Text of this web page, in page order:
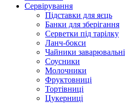
Сервірування
Підставки для яєць
Банки для зберігання
Серветки під тарілку
Ланч-бокси
Чайники заварювальні
Соусники
Молочники
Фруктовниці
Тортівниці
Цукерниці